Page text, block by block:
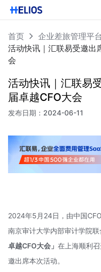
首页
企业差旅管理平台
活动快讯｜汇联易受邀出
会
活动快讯｜汇联易
届卓越CFO大会
发布日期： 2024-06-11
2024年5月24日，由中国
南京审计大学内部审计学院
卓越CFO大会」 在上海顺利
邀出席本次活动。